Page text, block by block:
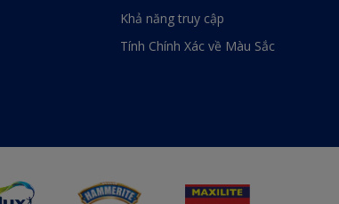
Khả năng truy cập
Tính Chính Xác về Màu Sắc